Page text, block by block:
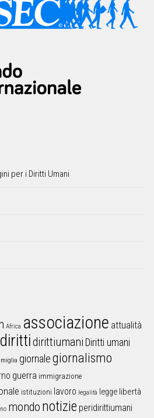
per i Diritti Umani
Africa associazione attualità
dirittidirittiumani Diritti umani
giornalegiornalismo
guerra immigrazione
istituzioni lavoro legalità legge libertà
mondo notizie peridirittiumani